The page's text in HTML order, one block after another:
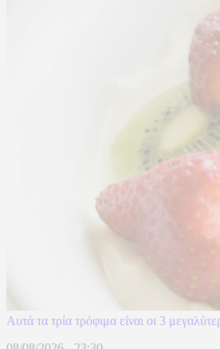
Αυτά τα τρία τρόφιμα είναι οι 3